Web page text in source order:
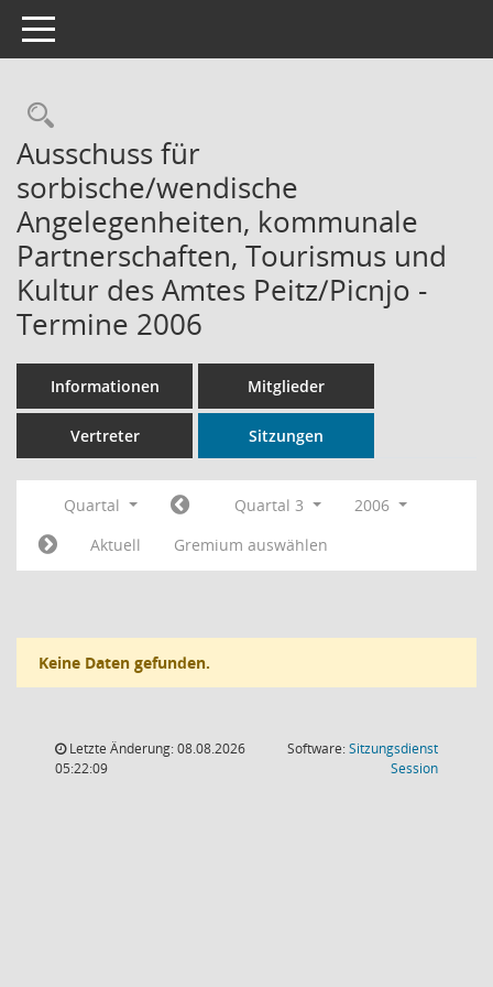
Toggle navigation
Rechercheauswahl
Ausschuss für
sorbische/wendische
Angelegenheiten, kommunale
Partnerschaften, Tourismus und
Kultur des Amtes Peitz/Picnjo -
Termine 2006
Informationen Mitglieder
Vertreter Sitzungen
Quartal Quartal 3
2006
Aktuell
Gremium auswählen
Keine Daten gefunden.
Letzte Änderung: 08.08.2026
05:22:09
Software:Sitzungsdienst
Session(Wird in